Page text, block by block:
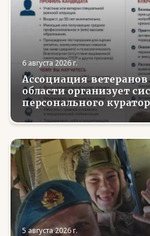
6 августа 2026 г.
Ассоциация
области организует
персонального
трудоустройства и
вернувшихся с
5 августа 2026 г.